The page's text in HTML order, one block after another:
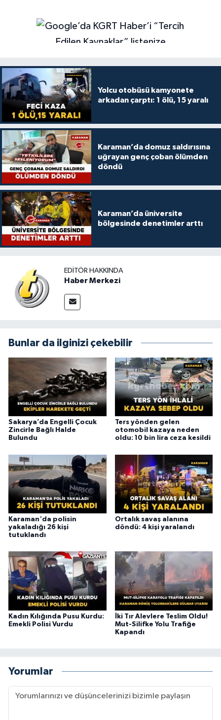
Yolcu otobüsü kamyonete
arkadan çarptı: 1 ölü, 15 yaralı
Karaman’da domuz saldırısına
uğrayan genç çoban ölümden
döndü
Karaman’da üniversite
bölgesinde denetimler arttı
EDITÖR HAKKINDA
Haber Merkezi
Bunlar da ilginizi çekebilir
Sakarya’da Engelli Çocuk
Zincirle Bağlı Halde
Bulundu
Ters yönden gelen
otomobil kazaya neden
oldu: 10 bin lira ceza kesildi
Karaman'da polisin
yakaladığı 26 kişi
tutuklandı
Ortalık savaş alanına
döndü: 4 kişi yaralandı
Kadın Kılığında Pusu Kurdu:
Emekli Polisi Vurdu
İki Tır Alevlere Teslim Oldu!
Mut-Silifke Yolu Trafiğe
Kapandı
Yorumlar